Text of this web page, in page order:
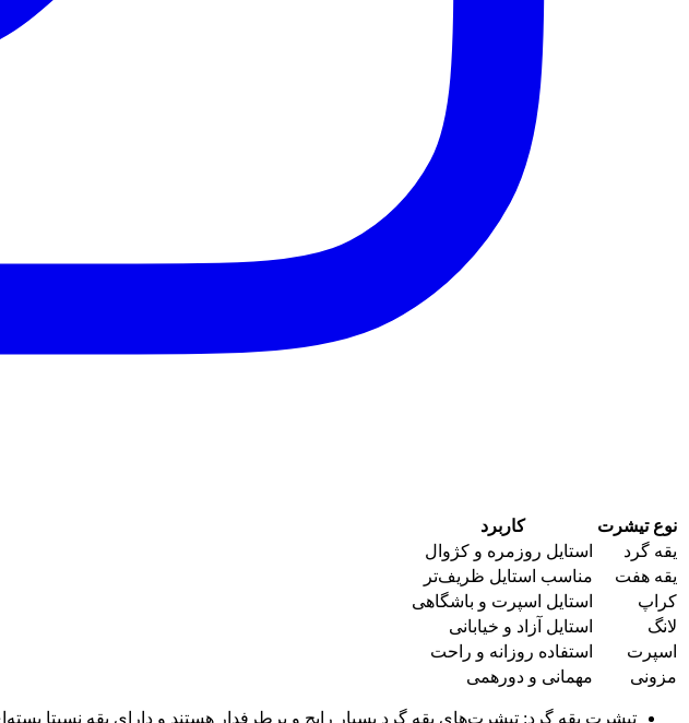
نوع تیشرت
کاربرد
یقه گرد
استایل روزمره و کژوال
یقه هفت
مناسب استایل ظریف‌تر
کراپ
استایل اسپرت و باشگاهی
لانگ
استایل آزاد و خیابانی
اسپرت
استفاده روزانه و راحت
مزونی
مهمانی و دورهمی
تیشرت یقه گرد: تیشرت‌های یقه گرد بسیار رایج و پرطرفدار هستند و دارای یقه نسبتا